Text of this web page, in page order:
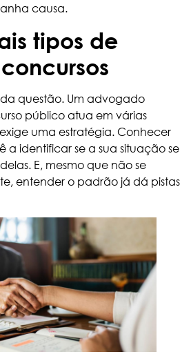
causa.
tipos de
questão. Um advogado
público atua em várias
uma estratégia. Conhecer
a identificar se a sua situação se
E, mesmo que não se
entender o padrão já dá pistas